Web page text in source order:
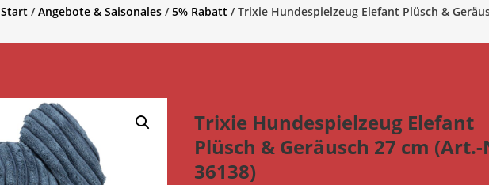
Start/Angebote & Saisonales/5% Rabatt/ Trixie Hundespielzeug Elefant Plüsch &
Trixie Hundespielzeug Elefant
Plüsch & Geräusch 27 cm
36138)